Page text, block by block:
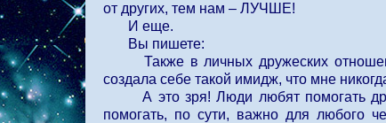
от других, тем нам – ЛУЧШЕ!
И еще.
Вы пишете:
Также в личных дружеских
создала себе такой имидж, что мне
А это зря! Люди любят помогать
помогать, по сути, важно для любого